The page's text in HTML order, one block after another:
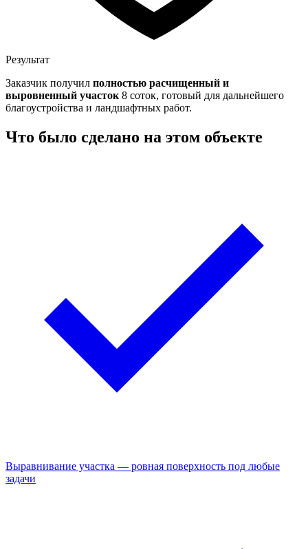
Результат
Заказчик получил полностью расчищенный и
выровненный участок8 соток, готовый для дальнейшего
благоустройства и ландшафтных работ.
Что было сделано на этом объекте
Выравнивание участка — ровная поверхность под любые
задачи